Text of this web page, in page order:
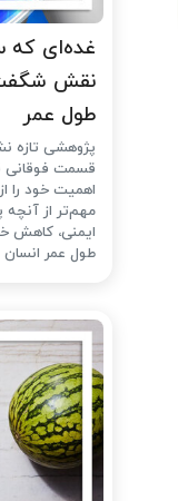
غده‌ای
نقش
طول عمر
پژوهشی تازه
قسمت
اهمیت خود
مهم‌تر از
ایمنی، کاهش
طول عمر انسان